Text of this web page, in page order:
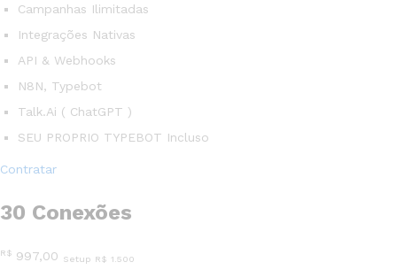
Campanhas Ilimitadas
Integrações Nativas
API & Webhooks
N8N, Typebot
Talk.Ai ( ChatGPT )
SEU PROPRIO TYPEBOT Incluso
Contratar
30 Conexões
R$ 997,00 Setup R$ 1.500